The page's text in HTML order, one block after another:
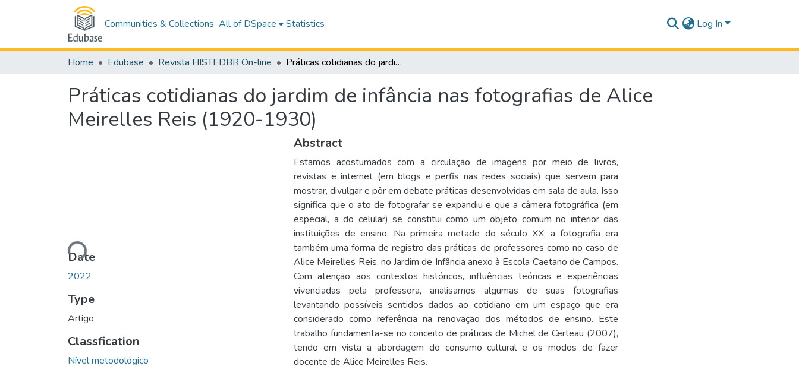
Communities & Collections All of DSpace Statistics Log In
Home Edubase Revista HISTEDBR On-line Práticas cotidianas do jardim de infância nas fotografias de Alice Meirelles Reis (1920-1930)
Práticas cotidianas do jardim de infância nas fotografias de Alice
Meirelles Reis (1920-1930)
Loading...
Date
2022
Type
Artigo
Classfication
Nível metodológico
Abstract
Estamos acostumados com a circulação de imagens por meio de livros,
revistas e internet (em blogs e perfis nas redes sociais) que servem para
mostrar, divulgar e pôr em debate práticas desenvolvidas em sala de aula. Isso
significa que o ato de fotografar se expandiu e que a câmera fotográfica (em
especial, a do celular) se constitui como um objeto comum no interior das
instituições de ensino. Na primeira metade do século XX, a fotografia era
também uma forma de registro das práticas de professores como no caso de
Alice Meirelles Reis, no Jardim de Infância anexo à Escola Caetano de Campos.
Com atenção aos contextos históricos, influências teóricas e experiências
vivenciadas pela professora, analisamos algumas de suas fotografias
levantando possíveis sentidos dados ao cotidiano em um espaço que era
considerado como referência na renovação dos métodos de ensino. Este
trabalho fundamenta-se no conceito de práticas de Michel de Certeau (2007),
tendo em vista a abordagem do consumo cultural e os modos de fazer
docente de Alice Meirelles Reis.